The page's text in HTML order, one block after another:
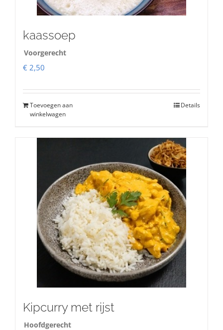
kaassoep
Voorgerecht
€ 2,50
Toevoegen aan
winkelwagen
Details
Kipcurry met rijst
Hoofdgerecht